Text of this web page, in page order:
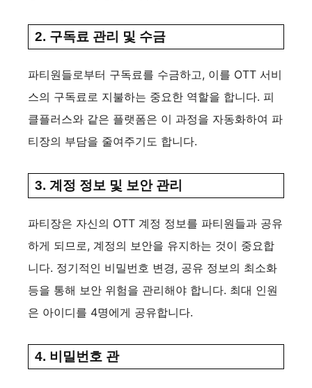
2. 구독료 관리 및 수금
파티원들로부터 구독료를 수금하고, 이를 OTT 서비
스의 구독료로 지불하는 중요한 역할을 합니다. 피
클플러스와 같은 플랫폼은 이 과정을 자동화하여 파
티장의 부담을 줄여주기도 합니다.
3. 계정 정보 및 보안 관리
파티장은 자신의 OTT 계정 정보를 파티원들과 공유
하게 되므로, 계정의 보안을 유지하는 것이 중요합
니다. 정기적인 비밀번호 변경, 공유 정보의 최소화
등을 통해 보안 위험을 관리해야 합니다. 최대 인원
은 아이디를 4명에게 공유합니다.
4. 비밀번호 관